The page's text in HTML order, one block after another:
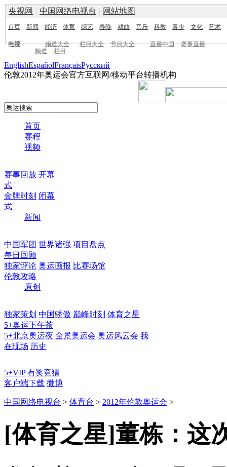
央视网 | 中国网络电视台 | 网站地图
首页 新闻 经济 体育 综艺 春晚 戏曲 音乐 科教 青少 文化 艺术
电视 频道大全 栏目大全 节目大全 直播中国
赛事直播
频道
栏目
EnglishEspañolFrançaisPусский
伦敦2012年奥运会官方互联网/移动平台转播机构
首页
赛程
视频
赛事回放 开幕
式
金牌时刻 闭幕
式
新闻
中国军团 世界诸强 项目盘点
每日回顾
独家评论 奥运画报 比赛场馆
伦敦攻略
原创
独家策划 中国骄傲 巅峰时刻 体育之星
5+奥运下午茶
5+北京奥运夜 全景奥运会 奥运风云会 我
在现场 历史
5+VIP 有奖竞猜
客户端下载 微博
中国网络电视台 > 体育台 > 2012年伦敦奥运会 >
[体育之星]董栋：这